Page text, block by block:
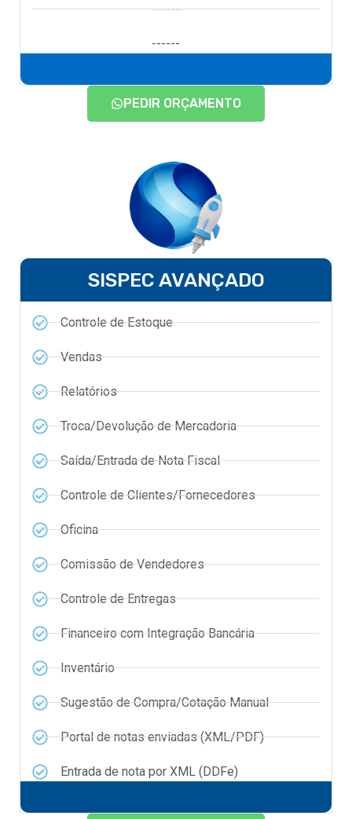
------
------
PEDIR ORÇAMENTO
SISPEC AVANÇADO
Controle de Estoque
Vendas
Relatórios
Troca/Devolução de Mercadoria
Saída/Entrada de Nota Fiscal
Controle de Clientes/Fornecedores
Oficina
Comissão de Vendedores
Controle de Entregas
Financeiro com Integração Bancária
Inventário
Sugestão de Compra/Cotação Manual
Portal de notas enviadas (XML/PDF)
Entrada de nota por XML (DDFe)